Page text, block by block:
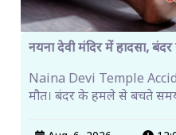
नयना देवी मंदिर में हादसा,
Naina Devi Temple
मौत। बंदर के हमले से बचते